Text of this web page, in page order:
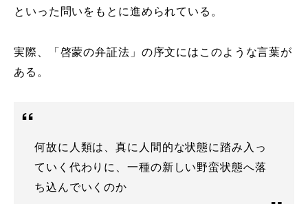
といった問いをもとに進められている。
実際、「啓蒙の弁証法」の序文にはこのような言葉が
ある。
何故に人類は、真に人間的な状態に踏み入っ
ていく代わりに、一種の新しい野蛮状態へ落
ち込んでいくのか